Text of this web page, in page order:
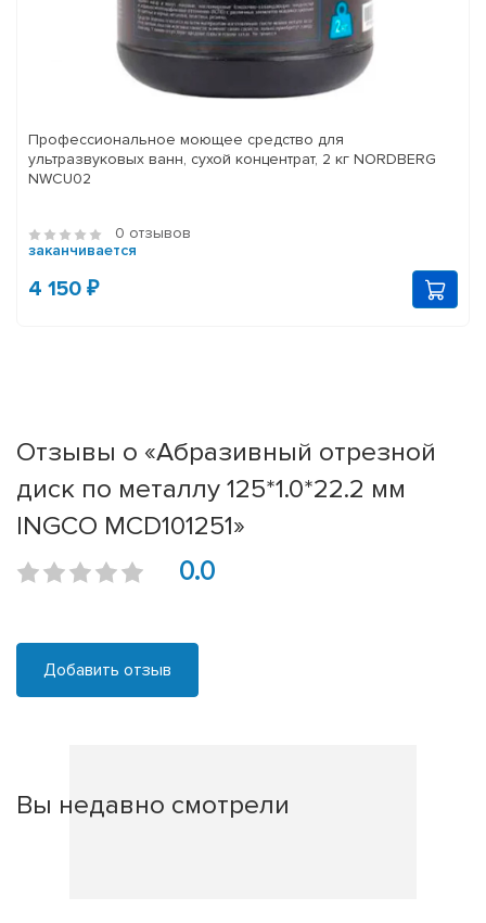
Профессиональное моющее средство для
ультразвуковых ванн, сухой концентрат, 2 кг NORDBERG
NWCU02
0 отзывов
заканчивается
4 150 ₽
Отзывы о «Абразивный отрезной
диск по металлу 125*1.0*22.2 мм
INGCO MCD101251»
0.0
Добавить отзыв
Вы недавно смотрели